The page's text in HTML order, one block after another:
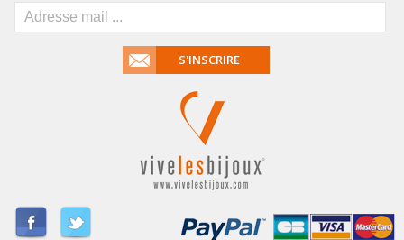
FAQ
Mentions légales
Conditions générales de
Livraison & paiement
Dropshipping
S'INSCRIRE